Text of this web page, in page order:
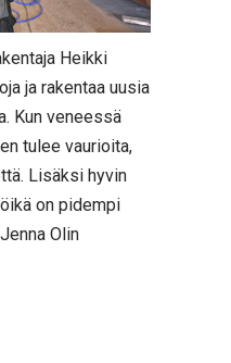
Heikki
ja rakentaa uusia
Kun veneessä
tulee vaurioita,
Lisäksi hyvin
on pidempi
Olin